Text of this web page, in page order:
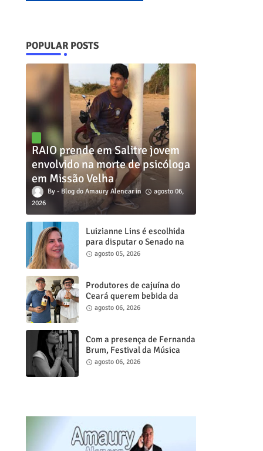
POPULAR POSTS
RAIO prende em Salitre jovem
envolvido na morte de psicóloga
em Missão Velha
Blog do Amaury Alencar
agosto 06,
2026
Luizianne Lins é escolhida
para disputar o Senado na
chapa de Elmano de Freitas
agosto 05, 2026
Produtores de cajuína do
Ceará querem bebida da
agricultura familiar na
política
agosto 06, 2026
Com a presença de Fernanda
Brum, Festival da Música
Gospel de Juazeiro do Norte
agosto 06, 2026